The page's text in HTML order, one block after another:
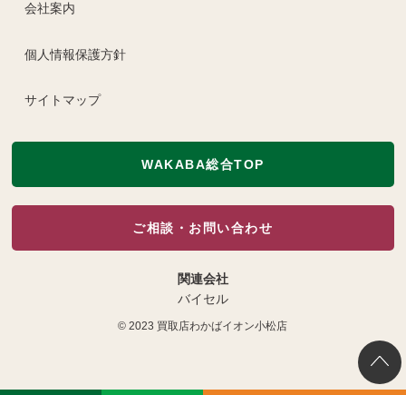
会社案内
個人情報保護方針
サイトマップ
WAKABA総合TOP
ご相談・お問い合わせ
関連会社
バイセル
© 2023 買取店わかばイオン小松店